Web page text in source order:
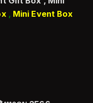
, Mini Event Box